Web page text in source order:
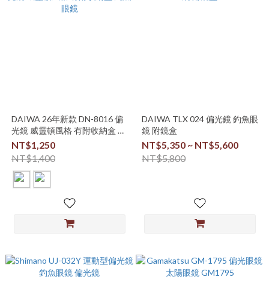
DAIWA 26年新款 DN-8016 偏
光鏡 威靈頓風格 有附收納盒 釣
魚眼鏡
NT$1,250
NT$1,400
DAIWA TLX 024 偏光鏡 釣魚眼
鏡 附鏡盒
NT$5,350 ~ NT$5,600
NT$5,800